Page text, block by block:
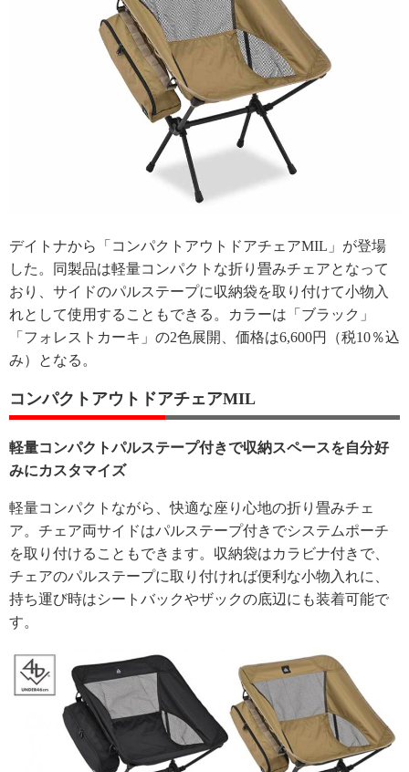
デイトナから「コンパクトアウトドアチェアMIL」が登場
した。同製品は軽量コンパクトな折り畳みチェアとなって
おり、サイドのパルステープに収納袋を取り付けて小物入
れとして使用することもできる。カラーは「ブラック」
「フォレストカーキ」の2色展開、価格は6,600円（税10％込
み）となる。
コンパクトアウトドアチェアMIL
軽量コンパクトパルステープ付きで収納スペースを自分好
みにカスタマイズ
軽量コンパクトながら、快適な座り心地の折り畳みチェ
ア。チェア両サイドはパルステープ付きでシステムポーチ
を取り付けることもできます。収納袋はカラビナ付きで、
チェアのパルステープに取り付ければ便利な小物入れに、
持ち運び時はシートバックやザックの底辺にも装着可能で
す。